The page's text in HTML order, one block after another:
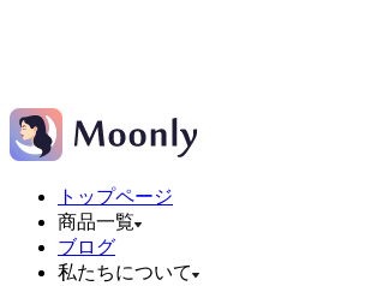
トップページ
商品一覧
ブログ
私たちについて